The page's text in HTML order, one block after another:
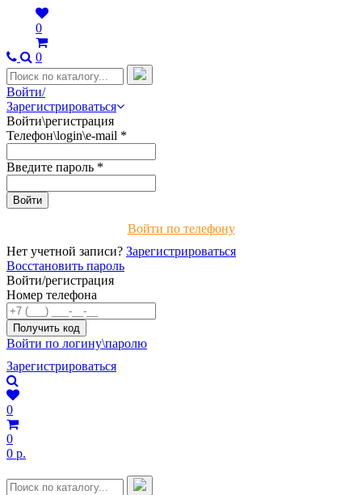
0
0
Войти/
Зарегистрироваться
Войти\регистрация
Телефон\login\e-mail *
Введите пароль *
Войти по телефону
Нет учетной записи? Зарегистрироваться
Восстановить пароль
Войти/регистрация
Номер телефона
Войти по логину\паролю
Зарегистрироваться
0
0
0 р.